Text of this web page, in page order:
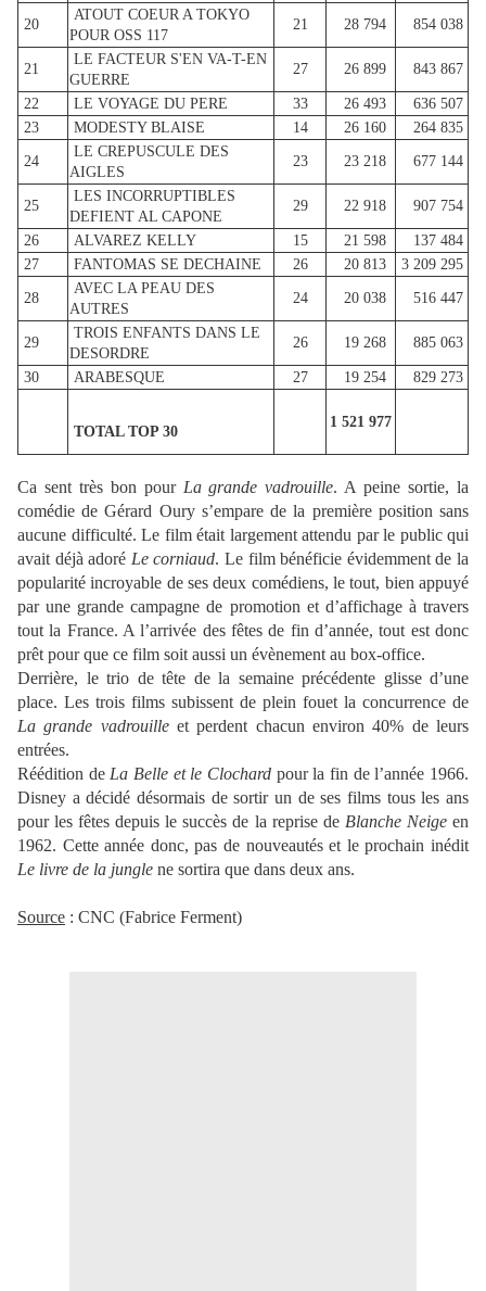
20
ATOUT COEUR A TOKYO
POUR OSS 117
21 28 794 854 038
21
LE FACTEUR S'EN VA-T-EN
GUERRE
27 26 899 843 867
22 LE VOYAGE DU PERE 33 26 493
636 507
23
MODESTY BLAISE 14 26 160 264 835
24
LE CREPUSCULE DES
AIGLES
23 23 218 677 144
25
LES INCORRUPTIBLES
DEFIENT AL CAPONE
29 22 918 907 754
26 ALVAREZ KELLY 15 21 598
137 484
27
FANTOMAS SE DECHAINE 26 20 813 3 209 295
28
AVEC LA PEAU DES
AUTRES
24 20 038 516 447
29
TROIS ENFANTS DANS LE
DESORDRE
26 19 268 885 063
30 ARABESQUE 27 19 254 829 273
TOTAL TOP 30
1 521 977
Ca sent très bon pour La grande vadrouille. A peine sortie, la
comédie de Gérard Oury s’empare de la première position sans
aucune difficulté. Le film était largement attendu par le public qui
avait déjà adoré Le corniaud. Le film bénéficie évidemment de la
popularité incroyable de ses deux comédiens, le tout, bien appuyé
par une grande campagne de promotion et d’affichage à travers
tout la France. A l’arrivée des fêtes de fin d’année, tout est donc
prêt pour que ce film soit aussi un évènement au box-office.
Derrière, le trio de tête de la semaine précédente glisse d’une
place. Les trois films subissent de plein fouet la concurrence de
La grande vadrouilleet perdent chacun environ 40% de leurs
entrées.
Réédition de La Belle et le Clochard pour la fin de l’année 1966.
Disney a décidé désormais de sortir un de ses films tous les ans
pour les fêtes depuis le succès de la reprise de Blanche Neigeen
1962. Cette année donc, pas de nouveautés et le prochain inédit
Le livre de la jungle ne sortira que dans deux ans.
Source : CNC (Fabrice Ferment)